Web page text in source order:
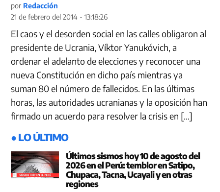
por Redacción
21 de febrero del 2014 - 13:18:26
El caos y el desorden social en las calles obligaron al
presidente de Ucrania, Víktor Yanukóvich, a
ordenar el adelanto de elecciones y reconocer una
nueva Constitución en dicho país mientras ya
suman 80 el número de fallecidos. En las últimas
horas, las autoridades ucranianas y la oposición han
firmado un acuerdo para resolver la crisis en […]
● LO ÚLTIMO
Últimos sismos hoy 10 de agosto del
2026 en el Perú: temblor en Satipo,
Chupaca, Tacna, Ucayali y en otras
regiones